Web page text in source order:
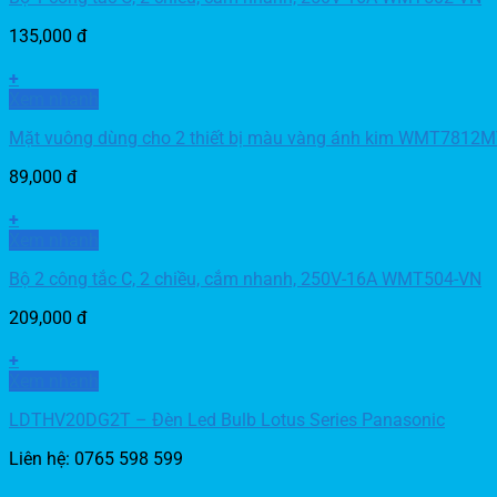
135,000 đ
+
Mặt vuông dùng cho 2 thiết bị màu vàng ánh kim
89,000 đ
+
Bộ 2 công tắc C, 2 chiều, cắm nhanh, 250V-16A WMT504-VN
209,000 đ
+
LDTHV20DG2T – Đèn Led Bulb Lotus Series Panasonic
Liên hệ: 0765 598 599